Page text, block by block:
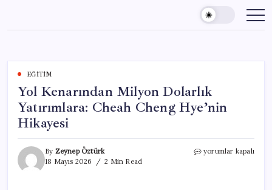
content
EĞITIM
Yol Kenarından Milyon Dolarlık
Yatırımlara: Cheah Cheng Hye’nin
Hikayesi
By Zeynep Öztürk
18 Mayıs 2026
2 Min Read
Yol
yorumlar kapalı